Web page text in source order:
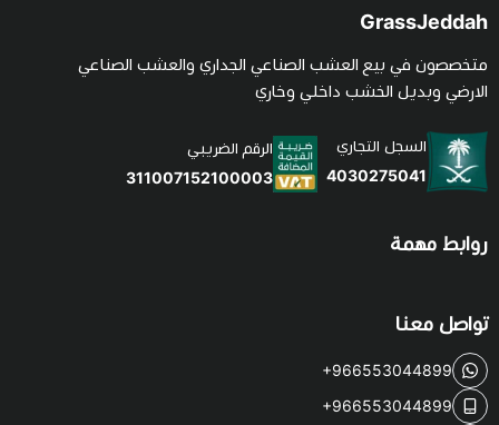
GrassJeddah
متخصصون في بيع العشب الصناعي الجداري والعشب الصناعي
الارضي وبديل الخشب داخلي وخاري
السجل التجاري
4030275041
الرقم الضريبي
311007152100003
روابط مهمة
تواصل معنا
+966553044899
+966553044899